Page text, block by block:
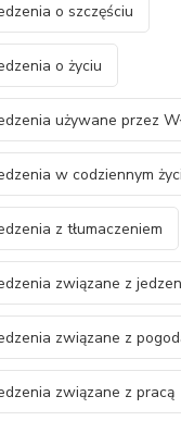
o szczęściu
o życiu
używane przez
w codziennym
z tłumaczeniem
związane z
związane z
związane z pracą